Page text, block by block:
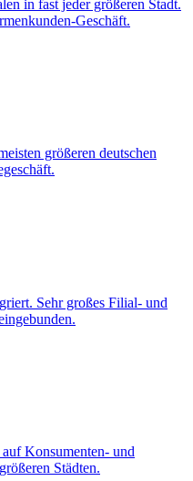
in fast jeder größeren Stadt.
Geschäft.
größeren deutschen
Sehr großes Filial- und
Konsumenten- und
Städten.